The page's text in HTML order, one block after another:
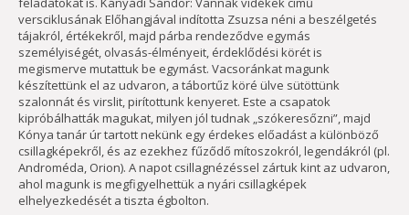
versciklusának Előhangjával indította Zsuzsa néni a beszélgetés
tájakról, értékekről, majd párba rendeződve egymás
személyiségét, olvasás-élményeit, érdeklődési körét is
megismerve mutattuk be egymást. Vacsoránkat magunk
készítettünk el az udvaron, a tábortűz köré ülve sütöttünk
szalonnát és virslit, pirítottunk kenyeret. Este a csapatok
kipróbálhatták magukat, milyen jól tudnak „szókeresőzni”, majd
Kónya tanár úr tartott nekünk egy érdekes előadást a különböző
csillagképekről, és az ezekhez fűződő mítoszokról, legendákról (pl.
Androméda, Orion). A napot csillagnézéssel zártuk kint az udvaron,
ahol magunk is megfigyelhettük a nyári csillagképek
elhelyezkedését a tiszta égbolton.